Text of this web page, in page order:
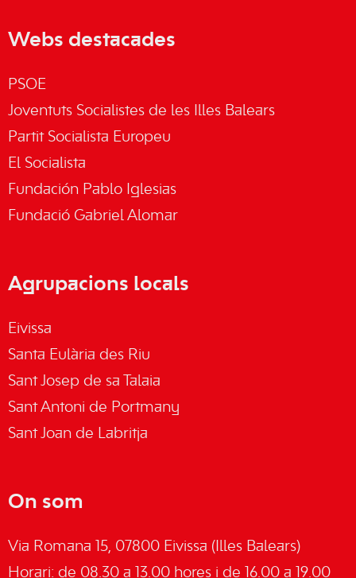
Webs destacades
PSOE
Joventuts Socialistes de les Illes Balears
Partit Socialista Europeu
El Socialista
Fundación Pablo Iglesias
Fundació Gabriel Alomar
Agrupacions locals
Eivissa
Santa Eulària des Riu
Sant Josep de sa Talaia
Sant Antoni de Portmany
Sant Joan de Labritja
On som
Via Romana 15, 07800 Eivissa (Illes Balears)
Horari: de 08.30 a 13.00 hores i de 16.00 a 19.00